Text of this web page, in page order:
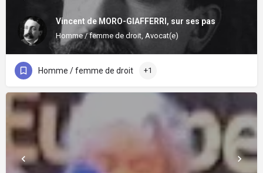
Vincent de MORO-GIAFFERRI, sur ses pas
Homme / femme de droit, Avocat(e)
Homme / femme de droit +1